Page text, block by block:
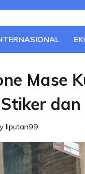
Mase
dan
liputan99